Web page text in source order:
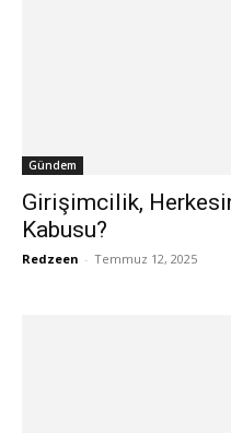
Gündem
Girişimcilik,
Kabusu?
Redzeen - Temmuz 12, 2025